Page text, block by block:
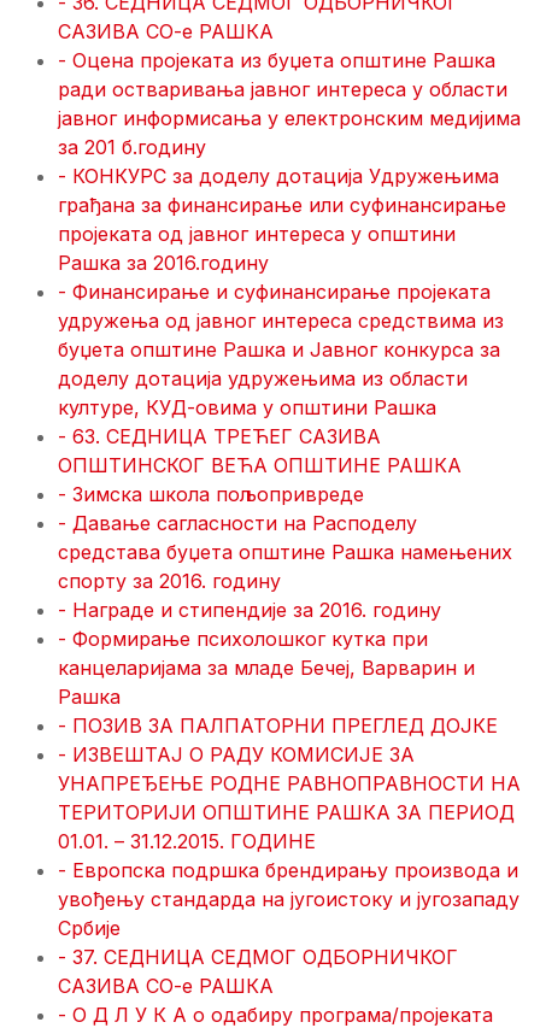
САЗИВА СО-е РАШКА
- Оцена пројеката из буџета општине Рашка
ради остваривања јавног интереса у области
јавног информисања у електронским медијима
за 201 б.годину
- КОНКУРС за доделу дотација Удружењима
грађана за финансирање или суфинансирање
пројеката од јавног интереса у општини
Рашка за 2016.годину
- Финансирање и суфинансирање пројеката
удружења од јавног интереса средствима из
буџета општине Рашка и Јавног конкурса за
доделу дотација удружењима из области
културе, КУД-овима у општини Рашка
- 63. СЕДНИЦА ТРЕЋЕГ САЗИВА
ОПШТИНСКОГ ВЕЋА ОПШТИНЕ РАШКА
- Зимска школа пољопривреде
- Давање сагласности на Расподелу
средстава буџета општине Рашка намењених
спорту за 2016. годину
- Награде и стипендије за 2016. годину
- Формирање психолошког кутка при
канцеларијама за младе Бечеј, Варварин и
Рашка
- ПОЗИВ ЗА ПАЛПАТОРНИ ПРЕГЛЕД ДОЈКЕ
- ИЗВЕШТАЈ О РАДУ КОМИСИЈЕ ЗА
УНАПРЕЂЕЊЕ РОДНЕ РАВНОПРАВНОСТИ НА
ТЕРИТОРИЈИ ОПШТИНЕ РАШКА ЗА ПЕРИОД
01.01. – 31.12.2015. ГОДИНЕ
- Европска подршка брендирању производа и
увођењу стандарда на југоистоку и југозападу
Србије
- 37. СЕДНИЦА СЕДМОГ ОДБОРНИЧКОГ
САЗИВА СО-е РАШКА
- О Д Л У К А о одабиру програма/пројеката